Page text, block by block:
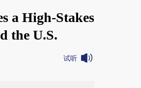
a High-Stakes
the U.S.
试听